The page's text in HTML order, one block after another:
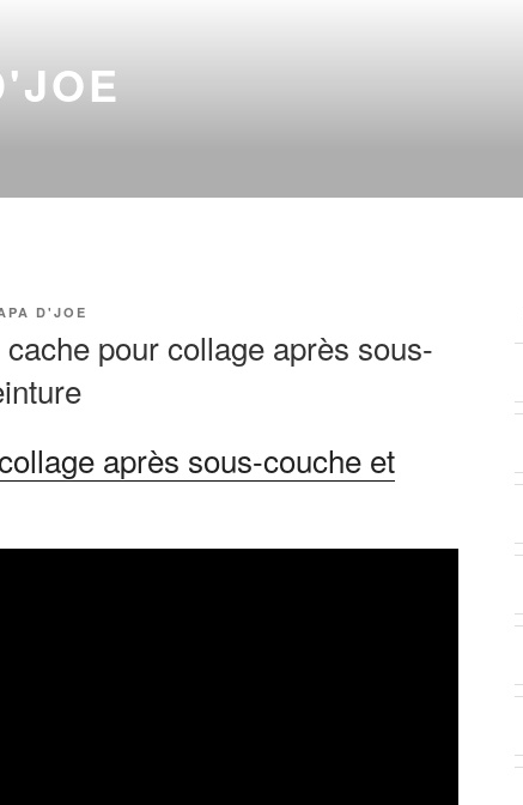
D'JOE
pour collage après sous-
après sous-couche et